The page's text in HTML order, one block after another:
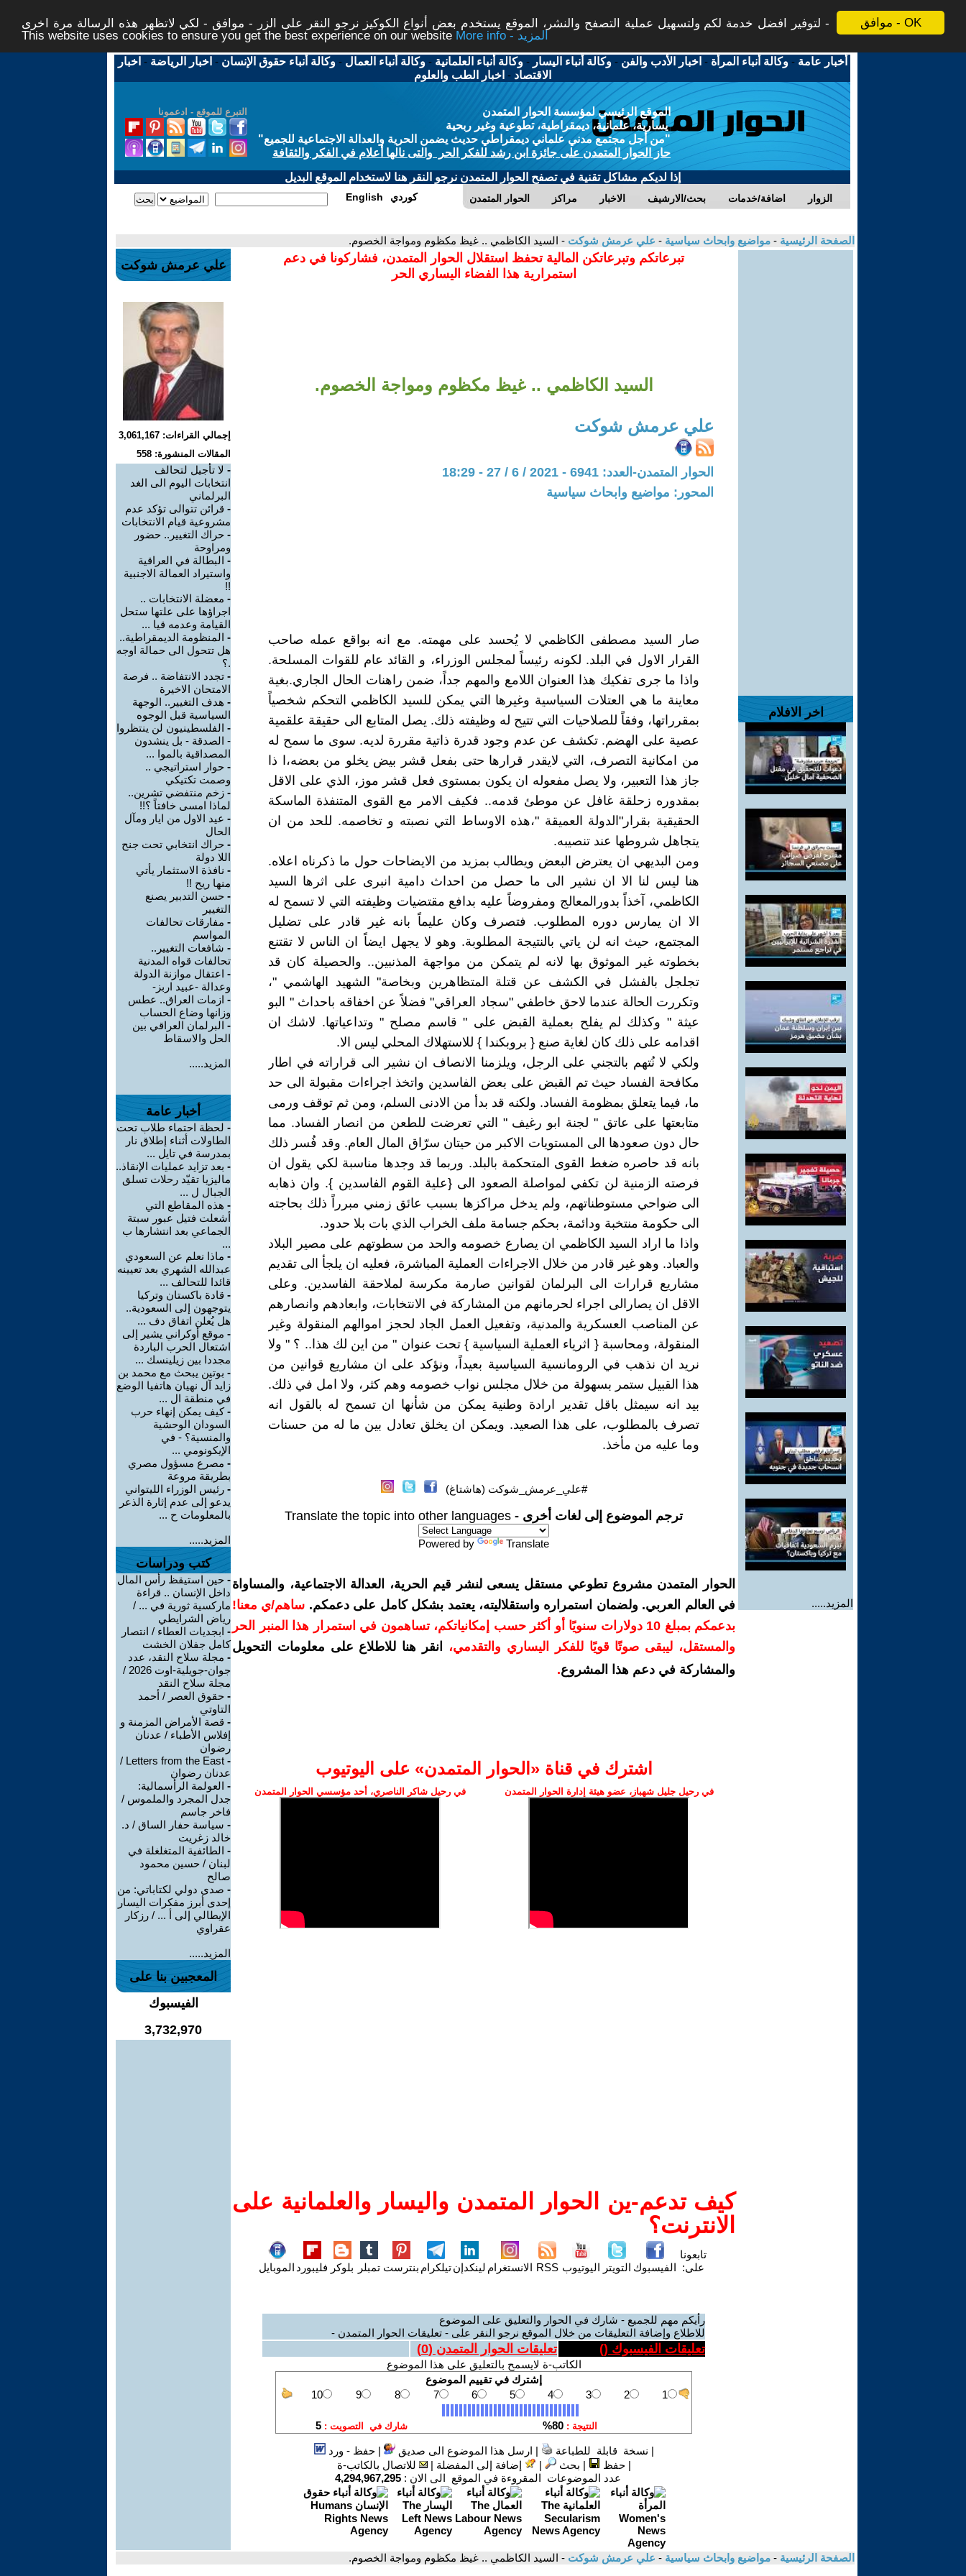
موافق - OK
لتوفير افضل خدمة لكم ولتسهيل عملية التصفح والنشر، الموقع يستخدم بعض أنواع الكوكيز نرجو النقر على الزر - موافق - لكي لاتظهر هذه الرسالة مرة اخرى -
This website uses cookies to ensure you get the best experience on our website
More info - المزيد
أخبار عامة -وكالة أنباء المرأة - اخبار الأدب والفن -وكالة أنباء اليسار -وكالة أنباء العلمانية -وكالة أنباء العمال -وكالة أنباء حقوق الإنسان - اخبار الرياضة - اخبار
الاقتصاد - اخبار الطب والعلوم
التبرع للموقع - ادعمونا
الموقع الرئيسي لمؤسسة الحوار المتمدن
يسارية، علمانية، ديمقراطية، تطوعية وغير ربحية
"من أجل مجتمع مدني علماني ديمقراطي حديث يضمن الحرية والعدالة الاجتماعية للجميع"
حاز الحوار المتمدن على جائزة ابن رشد للفكر الحر والتى نالها أعلام في الفكر والثقافة
إذا لديكم مشاكل تقنية في تصفح الحوار المتمدن نرجو النقر هنا لاستخدام الموقع البديل
الحوار المتمدن مراكز الاخبار بحث/الارشيف اضافة/خدمات الزوار English كوردي
الصفحة الرئيسية - مواضيع وابحاث سياسية - علي عرمش شوكت - السيد الكاظمي .. غيظ مكظوم ومواجة الخصوم.
اخر الافلام
المزيد.....
تبرعاتكم وتبرعاتكن المالية تحفظ استقلال الحوار المتمدن، فشاركونا في دعم
استمرارية هذا الفضاء اليساري الحر
السيد الكاظمي .. غيظ مكظوم ومواجة الخصوم.
علي عرمش شوكت
الحوار المتمدن-العدد: 6941 - 2021 / 6 / 27 - 18:29
المحور: مواضيع وابحاث سياسية
صار السيد مصطفى الكاظمي لا يُحسد على مهمته. مع انه بواقع عمله صاحب
القرار الاول في البلد. لكونه رئيساً لمجلس الوزراء، و القائد عام للقوات المسلحة.
واذا ما جرى تفكيك هذا العنوان اللامع والمهم جداً، ضمن راهنات الحال الجاري.بغية
معاينة ما هي العتلات السياسية وغيرها التي يمكن للسيد الكاظمي التحكم شخصياً
بمقرراتها، وفقاً للصلاحيات التي تتيح له وظيفته ذلك. يصل المتابع الى حقيقة علقمية
عصية على الهضم. تكشف عن عدم وجود قدرة ذاتية مقررة لديه. سوى ما سمح له
من امكانية التصرف، التي لايقدر قرارها حتى بفعل قشر بيض يخلو من بعضه،ا ذا
جاز هذا التعبير، ولا يصل مفعوله ان يكون بمستوى فعل قشر موز، الذي على الاقل
بمقدوره زحلقة غافل عن موطئ قدمه.. فكيف الامر مع القوى المتنفذة الماسكة
الحقيقية بقرار"الدولة العميقة "،هذه الاوساط التي نصبته و تخاصمه. للحد من ان
يتجاهل شروطها عند تنصيبه.
ومن البديهي ان يعترض البعض ويطالب بمزيد من الايضاحات حول ما ذكرناه اعلاه.
هنا ليس لنا الا ان نشير الى ما حصل من احداث دامية انبرى على اثرها السيد
الكاظمي، آخذاً بدورالمعالج ومفروضاً عليه بدافع مقتضيات وظيفته التي لا تسمح له
الا ان يمارس دوره المطلوب. فتصرف وكان عليماً بانه غير قادر على تضليل
المجتمع، حيث انه لن ياتي بالنتيجة المطلوبة. وهو لا يجهل ايضاً ان الناس لا تقتنع
بخطوته غير الموثوق بها لانه لم يتمكن من مواجهة المذنبين.. والحصيلة كان قد
تجلجل بالفشل في الكشف عن قتلة المتظاهرين وبخاصة" الشهيد الهاشمي "،
وتكررت الحالة عندما لاحق خاطفي "سجاد العراقي" فضلاً عن اخفاقه باحداث " البو
عيثة " وكذلك لم يفلح بعملية القبض على " قاسم مصلح " وتداعياتها. لاشك ان
اقدامه على ذلك كان لغاية صنع { بروبكندا } للاستهلاك المحلي ليس الا.
ولكي لا نُتهم بالتجني على الرجل، ويلزمنا الانصاف ان نشير الى قراراته في اطار
مكافحة الفساد حيث تم القبض على بعض الفاسدين واتخذ اجراءات مقبولة الى حد
ما، فيما يتعلق بمظومة الفساد. ولكنه قد بدأ من الادنى السلم، ومن ثم توقف ورمى
متابعتها على عاتق " لجنة ابو رغيف " التي تعرضت للطعن من انصار الفساد. مما
حال دون صعودها الى المستويات الاكبر من حيتان سرّاق المال العام. وقد فُسر ذلك
بانه قد حاصره ضغط القوى المتحكمة بالبلد. وربما قد وجدها مناسبة لكي يقول ان
فرصته الزمنية لن تكفي لمواصلة الصعود الى {علية القوم الفاسدين }. وان ذهابه
الى ضواحي مستوطناتهم، ولم يدخل مراكزها بسبب عائق زمني مبرراً ذلك بحاجته
الى حكومة منتخبة ودائمة، بحكم جسامة ملف الخراب الذي بات بلا حدود.
واذا ما اراد السيد الكاظمي ان يصارع خصومه والحد من سطوتهم على مصير البلاد
والعباد. وهو غير قادر من خلال الاجراءات العملية المباشرة، فعليه ان يلجأ الى تقديم
مشاريع قرارات الى البرلمان لقوانين صارمة مكرسة لملاحقة الفاسدين. وعلى
الاقل ان يصارالى اجراء لحرمانهم من المشاركة في الانتخابات، وابعادهم وانصارهم
عن المناصب العسكرية والمدنية، وتفعيل العمل الجاد لحجز اموالهم المنقولة وغير
المنقولة، ومحاسبة { اثرياء العملية السياسية } تحت عنوان " من اين لك هذا.. ؟ " ولا
نريد ان نذهب في الرومانسية السياسية بعيداً، ونؤكد على ان مشاريع قوانين من
هذا القبيل ستمر بسهولة من خلال مجلس نواب خصومه وهم كثر، ولا امل في ذلك.
بيد انه سيمثل باقل تقدير ارادة وطنية يمكن من شأنها ان تسمح له بالقول انه
تصرف بالمطلوب، على هذا الصعيد. ويمكن ان يخلق تعادل بين ما له من حسنات
وما عليه من مأخذ.
#علي_عرمش_شوكت (هاشتاغ)
ترجم الموضوع إلى لغات أخرى - Translate the topic into other languages
Powered by Translate
الحوار المتمدن مشروع تطوعي مستقل يسعى لنشر قيم الحرية، العدالة الاجتماعية، والمساواة
في العالم العربي. ولضمان استمراره واستقلاليته، يعتمد بشكل كامل على دعمكم. ساهم/ي معنا!
بدعمكم بمبلغ 10 دولارات سنويًا أو أكثر حسب إمكانياتكم، تساهمون في استمرار هذا المنبر الحر
والمستقل، ليبقى صوتًا قويًا للفكر اليساري والتقدمي،
انقر هنا للاطلاع على معلومات التحويل
والمشاركة في دعم هذا المشروع.
اشترك في قناة ‫«الحوار المتمدن» على اليوتيوب
في رحيل جليل شهباز، عضو هيئة إدارة الحوار المتمدن في رحيل شاكر الناصري، أحد مؤسسي الحوار المتمدن
كيف تدعم-ين الحوار المتمدن واليسار والعلمانية على
الانترنت؟
تابعونا
على: الفيسبوك التويتر اليوتيوب RSS الانستغرام لينكدإنتيلكرام بنترست تمبلر بلوكر فليبورد الموبايل
رأيكم مهم للجميع - شارك في الحوار والتعليق على الموضوع
للاطلاع وإضافة التعليقات من خلال الموقع نرجو النقر على - تعليقات الحوار المتمدن -
تعليقات الفيسبوك () تعليقات الحوار المتمدن (0
)
الكاتب-ة لايسمح بالتعليق على هذا الموضوع
| نسخة قابلة للطباعة | ارسل هذا الموضوع الى صديق |حفظ - ورد
|حفظ | بحث | إضافة إلى المفضلة |
للاتصال بالكاتب-ة
عدد الموضوعات المقروءة في الموقع الى الان : 4,294,967,295
علي عرمش شوكت
إجمالي القراءات: 3,061,167
المقالات المنشورة: 558
- لا تأجيل لتحالف
انتخابات اليوم الى الغد
البرلماني
- قرائن تتوالى تؤكد عدم
مشروعية قيام الانتخابات
- حراك التغيير.. حضور
ومراوحة
- البطالة في العراقية
واستيراد العمالة الاجنبية
!!
- معضلة الانتخابات ..
اجراؤها على علتها ستحل
القيامة وعدمه قيا ...
- المنظومة الديمقراطية..
هل تتحول الى حمالة اوجه
.؟
- تجدد الانتفاضة .. فرصة
الامتحان الاخيرة
- هدف التغيير.. الوجهة
السياسية قبل الوجوه
- الفلسطينيون لن ينتظروا
- الصدقة - بل ينشدون
المصداقية بالموا ...
- حوار استراتيجي ..
وصمت تكتيكي
- زخم منتفضي تشرين..
لماذا امسى خافتاً ؟!!
- عيد الاول من ايار ومآل
الحال
- حراك انتخابي تحت جنح
اللا دولة
- نافذة الاستثمار يأتي
منها ريح !!
- حسن التدبير يصنع
التغيير
- مفارقات تحالفات
المواسم
- شافعات التغيير..
تحالفات قواه المدنية
- اعتقال موازنة الدولة
وعدالة -عبيد اربز-
- ازمات العراق.. عطس
وزانها وضاع الحساب
- البرلمان العراقي بين
الحل والاسقاط
المزيد.....
أخبار عامة
- لحظة احتماء طلاب تحت
الطاولات أثناء إطلاق نار
بمدرسة في تايل ...
- بعد تزايد عمليات الإنقاذ..
ماليزيا تقيّد رحلات تسلق
الجبال ل ...
- هذه المقاطع التي
أشعلت فتيل عبور سبتة
الجماعي بعد انتشارها ب
...
- ماذا نعلم عن السعودي
عبدالله الشهري بعد تعيينه
قائدا للتحالف ...
- قادة باكستان وتركيا
يتوجهون إلى السعودية..
هل يُعلن اتفاق دف ...
- موقع أوكراني يشير إلى
اشتعال الحرب الباردة
مجددا بين زيلينسك ...
- بوتين يبحث مع محمد بن
زايد آل نهيان هاتفيا الوضع
في منطقة ال ...
-كيف يمكن إنهاء حرب
السودان الوحشية
والمنسية؟ - في
الإيكونومي ...
- مصرع مسؤول مصري
بطريقة مروعة
- رئيس الوزراء الليتواني
يدعو إلى عدم إثارة الذعر
بالمعلومات ح ...
المزيد.....
كتب ودراسات
- حين استيقظ رأس المال
داخل الإنسان .. قراءة
ماركسية ثورية في ... /
رياض الشرايطي
- ابجديات العطاء / انتصار
كامل جفلان الخشت
- مجلة سلاح النقد، عدد
جوان-جويلية-اوت 2026 /
مجلة سلاح النقد
- حقوق العصر / أحمد
التاوتي
- قصة الأمراض المزمنة و
إفلاس الأطباء / عدنان
رضوان
-
Letters from the East /
عدنان رضوان
- العولمة الرأسمالية:
جدل المجرد والملموس /
فاخر جاسم
- سياسة حفار الساق / د.
خالد زغريت
- الطائفية المتغلغلة في
لبنان / حسين محمود
صالح
- صدى دولي لكتاباتي: من
إحدى أبرز مفكرات اليسار
الإيطالي إلى أ ... / رزكار
عقراوي
المزيد.....
المعجبين بنا على
الفيسبوك
3,732,970
الصفحة الرئيسية - مواضيع وابحاث سياسية - علي عرمش شوكت - السيد الكاظمي .. غيظ مكظوم ومواجة الخصوم.